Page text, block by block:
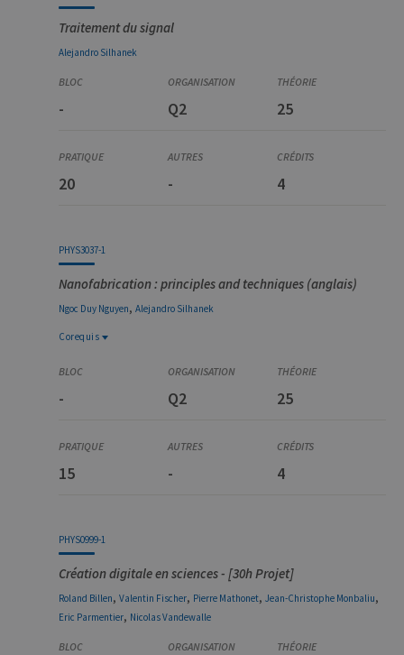
Traitement du signal
Alejandro Silhanek
- Q2 25
20 - 4
PHYS3037-1
Nanofabrication : principles and techniques (anglais)
Ngoc Duy Nguyen, Alejandro Silhanek
Corequis
Corequis
Physique des matériaux et biophysique
- Q2 25
15 - 4
PHYS0999-1
Création digitale en sciences - [30h Projet]
Roland Billen, Valentin Fischer, Pierre Mathonet, Jean-Christophe Monbaliu,
Eric Parmentier, NicolasVandewalle